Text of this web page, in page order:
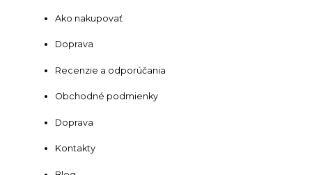
Ako nakupovať
Doprava
Recenzie a odporúčania
Obchodné podmienky
Doprava
Kontakty